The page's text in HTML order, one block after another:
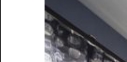
ッ
プ
を
実
現
す